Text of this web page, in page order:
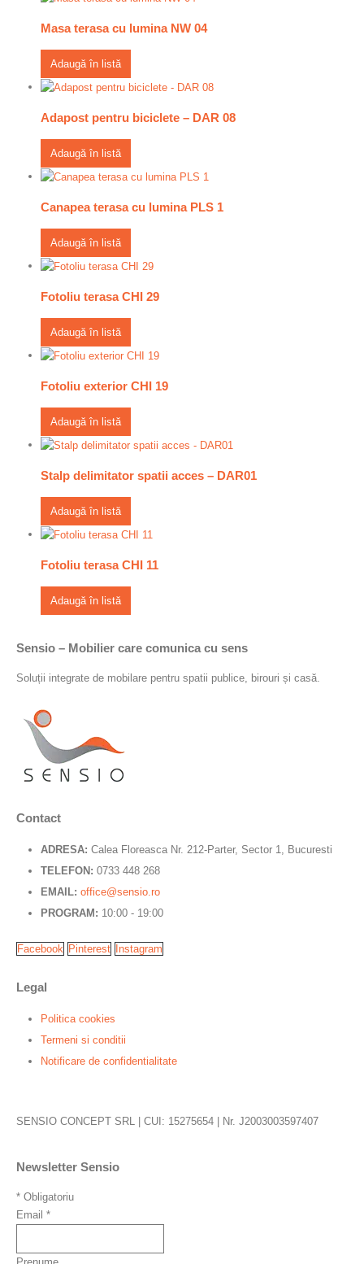
Masa terasa cu lumina NW 04
Adaugă în listă
Adapost pentru biciclete – DAR 08
Adaugă în listă
Canapea terasa cu lumina PLS 1
Adaugă în listă
Fotoliu terasa CHI 29
Adaugă în listă
Fotoliu exterior CHI 19
Adaugă în listă
Stalp delimitator spatii acces – DAR01
Adaugă în listă
Fotoliu terasa CHI 11
Adaugă în listă
Sensio – Mobilier care comunica cu sens
Soluții integrate de mobilare pentru spatii publice, birouri și casă.
Contact
ADRESA: Calea Floreasca Nr. 212-Parter, Sector 1, Bucuresti
TELEFON: 0733 448 268
EMAIL: office@sensio.ro
PROGRAM: 10:00 - 19:00
Facebook Pinterest Instagram
Legal
Politica cookies
Termeni si conditii
Notificare de confidentialitate
SENSIO CONCEPT SRL | CUI: 15275654 | Nr. J2003003597407
Newsletter Sensio
* Obligatoriu
Email *